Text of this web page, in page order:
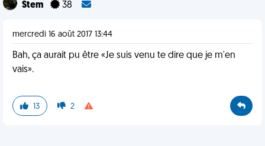
Stem 38
mercredi 16 août 2017 13:44
Bah, ça aurait pu être «Je suis venu te dire que je m'en
vais».
13 2